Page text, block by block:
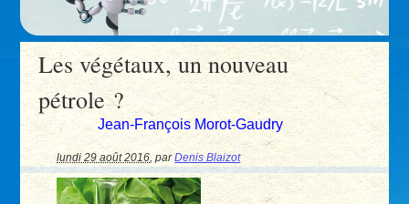
Les végétaux, un nouveau
pétrole ?
Jean-François Morot-Gaudry
lundi 29 août 2016,parDenis Blaizot